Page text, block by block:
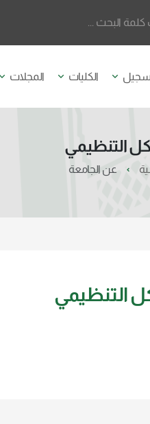
الكليات المجلات
التنظيمي
عن الجامعة
التنظيمي